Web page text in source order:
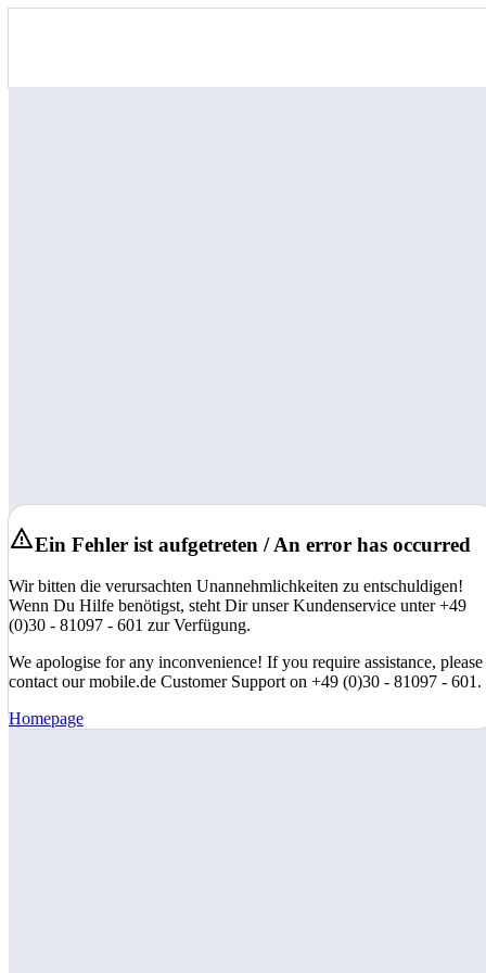
Ein Fehler ist aufgetreten / An error has occurred
Wir bitten die verursachten Unannehmlichkeiten zu entschuldigen!
Wenn Du Hilfe benötigst, steht Dir unser Kundenservice unter +49
(0)30 - 81097 - 601 zur Verfügung.
We apologise for any inconvenience! If you require assistance, please
contact our mobile.de Customer Support on +49 (0)30 - 81097 - 601.
Homepage